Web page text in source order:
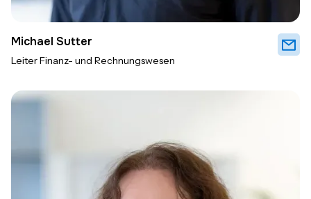
Michael Sutter
Leiter Finanz- und Rechnungswesen